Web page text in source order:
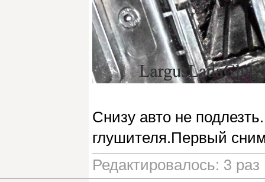
Снизу авто не
глушителя.Первый
Редактировалось: 3